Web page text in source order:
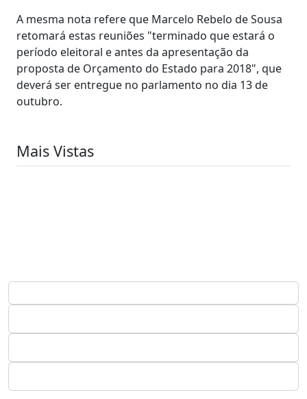
A mesma nota refere que Marcelo Rebelo de Sousa
retomará estas reuniões "terminado que estará o
período eleitoral e antes da apresentação da
proposta de Orçamento do Estado para 2018", que
deverá ser entregue no parlamento no dia 13 de
outubro.
Mais Vistas